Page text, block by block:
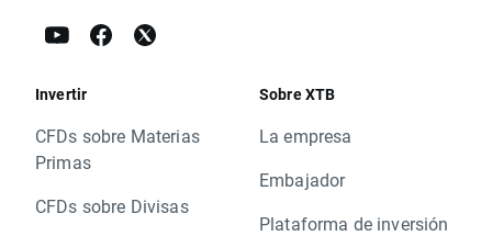
Invertir
CFDs sobre Materias
Primas
CFDs sobre Divisas
Sobre XTB
La empresa
Embajador
Plataforma de inversión